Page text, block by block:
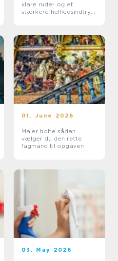
klare ruder og et
stærkere helhedsindtryk
01. June 2026
Maler holte sådan
vælger du den rette
fagmand til opgaven
03. May 2026